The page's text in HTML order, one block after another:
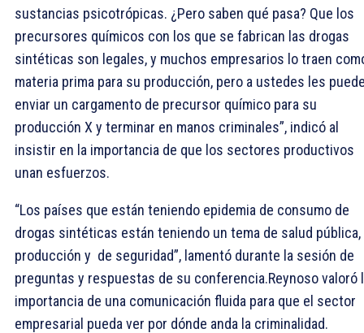
sustancias psicotrópicas. ¿Pero saben qué pasa? Que los
precursores químicos con los que se fabrican las drogas
sintéticas son legales, y muchos empresarios lo traen
materia prima para su producción, pero a ustedes les
enviar un cargamento de precursor químico para su
producción X y terminar en manos criminales”, indicó al
insistir en la importancia de que los sectores productivos
unan esfuerzos.
“Los países que están teniendo epidemia de consumo de
drogas sintéticas están teniendo un tema de salud pública,
producción y de seguridad”, lamentó durante la sesión de
preguntas y respuestas de su conferencia.Reynoso valoró
importancia de una comunicación fluida para que el sector
empresarial pueda ver por dónde anda la criminalidad.